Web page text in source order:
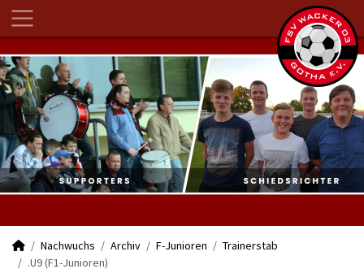
Nachwuchs Archiv F-Junioren
Trainerstab
.U9 (F1-Junioren)